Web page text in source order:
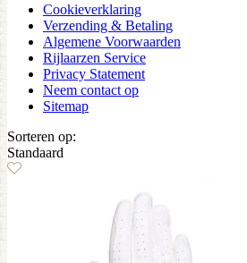
Cookieverklaring
Verzending & Betaling
Algemene Voorwaarden
Rijlaarzen Service
Privacy Statement
Neem contact op
Sitemap
Sorteren op:
Standaard